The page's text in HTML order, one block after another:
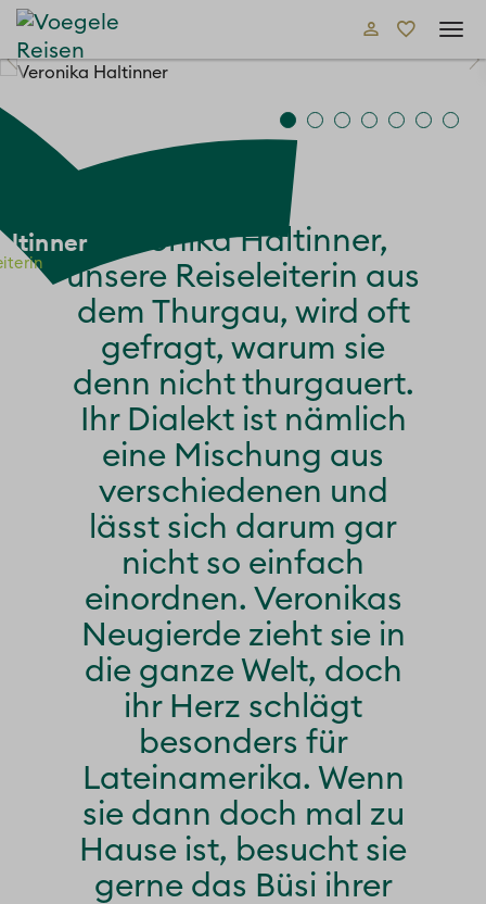
Veronika Haltinner,
unsere Reiseleiterin aus
dem Thurgau, wird oft
gefragt, warum sie
denn nicht thurgauert.
Ihr Dialekt ist nämlich
eine Mischung aus
verschiedenen und
lässt sich darum gar
nicht so einfach
einordnen. Veronikas
Neugierde zieht sie in
die ganze Welt, doch
ihr Herz schlägt
besonders für
Lateinamerika. Wenn
sie dann doch mal zu
Hause ist, besucht sie
gerne das Büsi ihrer